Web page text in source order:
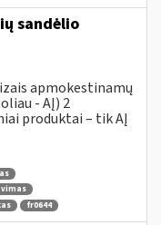
sandėlio
apmokestinamų
- AĮ) 2
produktai – tik AĮ
fr0644